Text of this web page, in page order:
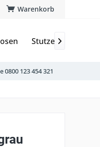
Warenkorb
Stutzen & Schoner

123 454 321